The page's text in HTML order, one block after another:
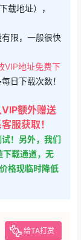
载地址），
限，一般很快
VIP地址免费下
日下载次数！
额外赠送
服获取！
！另外，我们
下载通道，无
格现临时降低
给TA打赏